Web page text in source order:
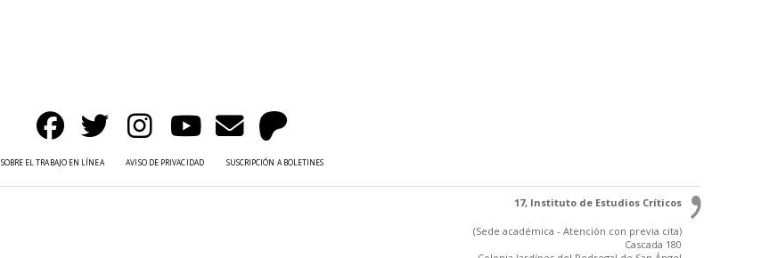
SOBRE EL TRABAJO EN LÍNEA AVISO DE PRIVACIDAD SUSCRIPCIÓN A BOLETINES
17, Instituto de Estudios Críticos
(Sede académica - Atención con previa cita)
Cascada 180